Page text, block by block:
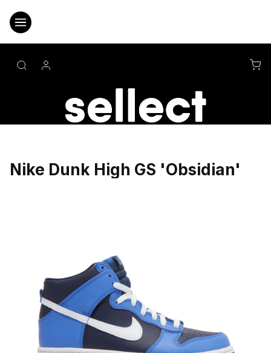
obsah
Nike Dunk High GS 'Obsidian'